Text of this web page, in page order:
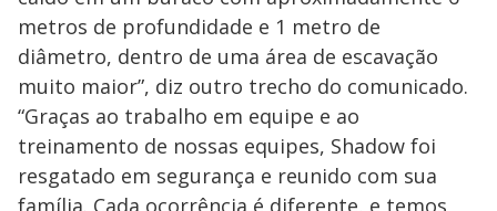
metros de profundidade e 1 metro de
diâmetro, dentro de uma área de escavação
muito maior”, diz outro trecho do comunicado.
“Graças ao trabalho em equipe e ao
treinamento de nossas equipes, Shadow foi
resgatado em segurança e reunido com sua
família. Cada ocorrência é diferente, e temos